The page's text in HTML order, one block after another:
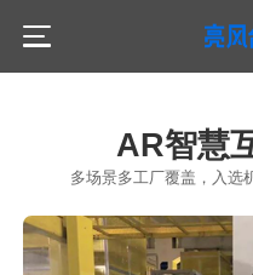
HiLeia
HiAR
解决方案
智慧工业
服务支持
AR智慧
多场景多工厂覆盖，入选